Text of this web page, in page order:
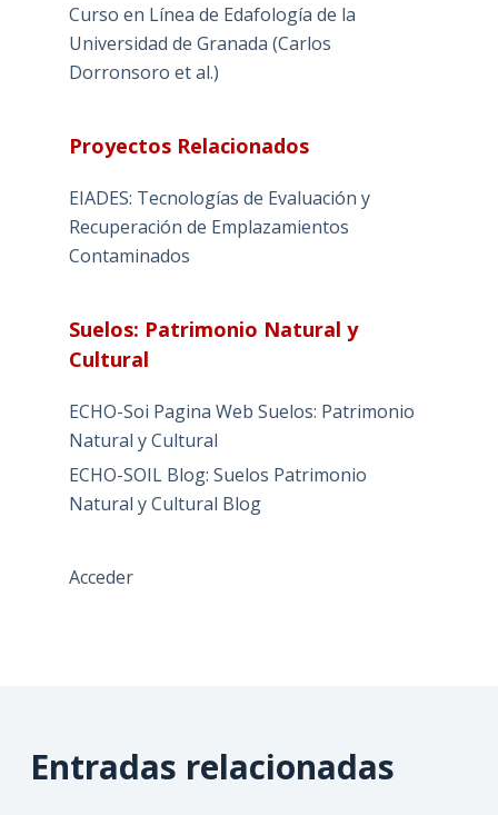
Curso en Línea de Edafología de la
Universidad de Granada (Carlos
Dorronsoro et al.)
Proyectos Relacionados
EIADES: Tecnologías de Evaluación y
Recuperación de Emplazamientos
Contaminados
Suelos: Patrimonio Natural y
Cultural
ECHO-Soi Pagina Web Suelos: Patrimonio
Natural y Cultural
ECHO-SOIL Blog: Suelos Patrimonio
Natural y Cultural Blog
Acceder
Entradas relacionadas